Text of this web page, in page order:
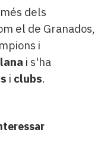
dels
el de Granados,
i
i s'ha
i clubs.